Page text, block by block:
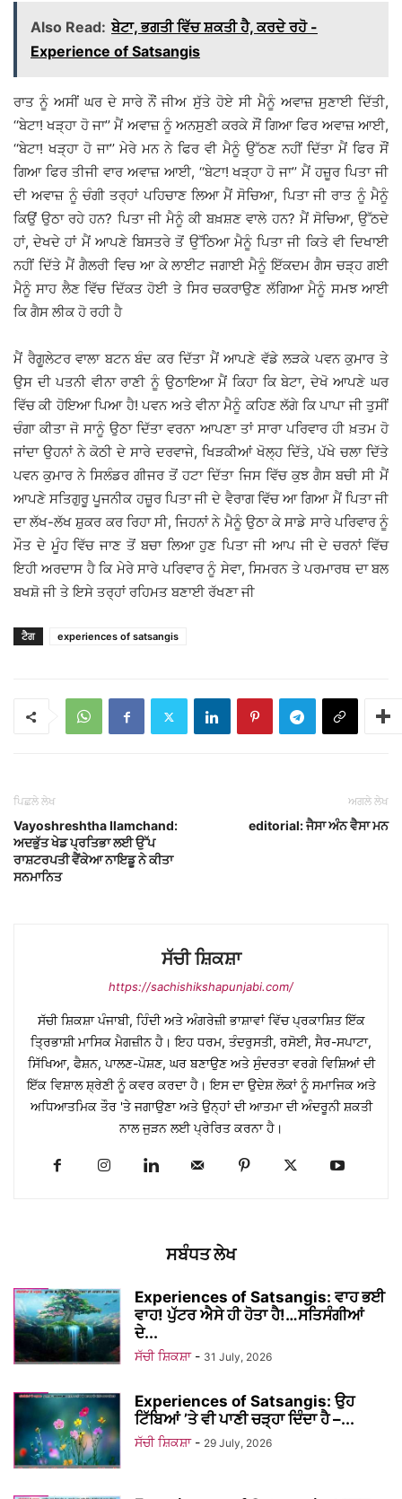
Also Read: ਬੇਟਾ, ਭਗਤੀ ਵਿੱਚ ਸ਼ਕਤੀ ਹੈ, ਕਰਦੇ ਰਹੋ -
Experience of Satsangis
ਰਾਤ ਨੂੰ ਅਸੀਂ ਘਰ ਦੇ ਸਾਰੇ ਨੌਂ ਜੀਅ ਸੁੱਤੇ ਹੋਏ ਸੀ ਮੈਨੂੰ ਅਵਾਜ਼ ਸੁਣਾਈ ਦਿੱਤੀ,
‘‘ਬੇਟਾ! ਖੜ੍ਹਾ ਹੋ ਜਾ’’ ਮੈਂ ਅਵਾਜ਼ ਨੂੰ ਅਨਸੁਣੀ ਕਰਕੇ ਸੌਂ ਗਿਆ ਫਿਰ ਅਵਾਜ਼ ਆਈ,
‘‘ਬੇਟਾ! ਖੜ੍ਹਾ ਹੋ ਜਾ’’ ਮੇਰੇ ਮਨ ਨੇ ਫਿਰ ਵੀ ਮੈਨੂੰ ਉੱਠਣ ਨਹੀਂ ਦਿੱਤਾ ਮੈਂ ਫਿਰ ਸੌਂ
ਗਿਆ ਫਿਰ ਤੀਜੀ ਵਾਰ ਅਵਾਜ਼ ਆਈ, ‘‘ਬੇਟਾ! ਖੜ੍ਹਾ ਹੋ ਜਾ’’ ਮੈਂ ਹਜ਼ੂਰ ਪਿਤਾ ਜੀ
ਦੀ ਅਵਾਜ਼ ਨੂੰ ਚੰਗੀ ਤਰ੍ਹਾਂ ਪਹਿਚਾਣ ਲਿਆ ਮੈਂ ਸੋਚਿਆ, ਪਿਤਾ ਜੀ ਰਾਤ ਨੂੰ ਮੈਨੂੰ
ਕਿਉਂ ਉਠਾ ਰਹੇ ਹਨ? ਪਿਤਾ ਜੀ ਮੈਨੂੰ ਕੀ ਬਖ਼ਸ਼ਣ ਵਾਲੇ ਹਨ? ਮੈਂ ਸੋਚਿਆ, ਉੱਠਦੇ
ਹਾਂ, ਦੇਖਦੇ ਹਾਂ ਮੈਂ ਆਪਣੇ ਬਿਸਤਰੇ ਤੋਂ ਉੱਠਿਆ ਮੈਨੂੰ ਪਿਤਾ ਜੀ ਕਿਤੇ ਵੀ ਦਿਖਾਈ
ਨਹੀਂ ਦਿੱਤੇ ਮੈਂ ਗੈਲਰੀ ਵਿਚ ਆ ਕੇ ਲਾਈਟ ਜਗਾਈ ਮੈਨੂੰ ਇੱਕਦਮ ਗੈਸ ਚੜ੍ਹ ਗਈ
ਮੈਨੂੰ ਸਾਹ ਲੈਣ ਵਿੱਚ ਦਿੱਕਤ ਹੋਈ ਤੇ ਸਿਰ ਚਕਰਾਉਣ ਲੱਗਿਆ ਮੈਨੂੰ ਸਮਝ ਆਈ
ਕਿ ਗੈਸ ਲੀਕ ਹੋ ਰਹੀ ਹੈ
ਮੈਂ ਰੈਗੂਲੇਟਰ ਵਾਲਾ ਬਟਨ ਬੰਦ ਕਰ ਦਿੱਤਾ ਮੈਂ ਆਪਣੇ ਵੱਡੇ ਲੜਕੇ ਪਵਨ ਕੁਮਾਰ ਤੇ
ਉਸ ਦੀ ਪਤਨੀ ਵੀਨਾ ਰਾਣੀ ਨੂੰ ਉਠਾਇਆ ਮੈਂ ਕਿਹਾ ਕਿ ਬੇਟਾ, ਦੇਖੋ ਆਪਣੇ ਘਰ
ਵਿੱਚ ਕੀ ਹੋਇਆ ਪਿਆ ਹੈ! ਪਵਨ ਅਤੇ ਵੀਨਾ ਮੈਨੂੰ ਕਹਿਣ ਲੱਗੇ ਕਿ ਪਾਪਾ ਜੀ ਤੁਸੀਂ
ਚੰਗਾ ਕੀਤਾ ਜੋ ਸਾਨੂੰ ਉਠਾ ਦਿੱਤਾ ਵਰਨਾ ਆਪਣਾ ਤਾਂ ਸਾਰਾ ਪਰਿਵਾਰ ਹੀ ਖ਼ਤਮ ਹੋ
ਜਾਂਦਾ ਉਹਨਾਂ ਨੇ ਕੋਠੀ ਦੇ ਸਾਰੇ ਦਰਵਾਜੇ, ਖਿੜਕੀਆਂ ਖੋਲ੍ਹ ਦਿੱਤੇ, ਪੱਖੇ ਚਲਾ ਦਿੱਤੇ
ਪਵਨ ਕੁਮਾਰ ਨੇ ਸਿਲੰਡਰ ਗੀਜਰ ਤੋਂ ਹਟਾ ਦਿੱਤਾ ਜਿਸ ਵਿੱਚ ਕੁਝ ਗੈਸ ਬਚੀ ਸੀ ਮੈਂ
ਆਪਣੇ ਸਤਿਗੁਰੂ ਪੂਜਨੀਕ ਹਜ਼ੂਰ ਪਿਤਾ ਜੀ ਦੇ ਵੈਰਾਗ ਵਿੱਚ ਆ ਗਿਆ ਮੈਂ ਪਿਤਾ ਜੀ
ਦਾ ਲੱਖ-ਲੱਖ ਸ਼ੁਕਰ ਕਰ ਰਿਹਾ ਸੀ, ਜਿਹਨਾਂ ਨੇ ਮੈਨੂੰ ਉਠਾ ਕੇ ਸਾਡੇ ਸਾਰੇ ਪਰਿਵਾਰ ਨੂੰ
ਮੌਤ ਦੇ ਮੂੰਹ ਵਿੱਚ ਜਾਣ ਤੋਂ ਬਚਾ ਲਿਆ ਹੁਣ ਪਿਤਾ ਜੀ ਆਪ ਜੀ ਦੇ ਚਰਨਾਂ ਵਿੱਚ
ਇਹੀ ਅਰਦਾਸ ਹੈ ਕਿ ਮੇਰੇ ਸਾਰੇ ਪਰਿਵਾਰ ਨੂੰ ਸੇਵਾ, ਸਿਮਰਨ ਤੇ ਪਰਮਾਰਥ ਦਾ ਬਲ
ਬਖਸ਼ੋ ਜੀ ਤੇ ਇਸੇ ਤਰ੍ਹਾਂ ਰਹਿਮਤ ਬਣਾਈ ਰੱਖਣਾ ਜੀ
ਟੈਗ experiences of satsangis
ਪਿਛਲੇ ਲੇਖ
Vayoshreshtha Ilamchand:
ਅਦਭੁੱਤ ਖੇਡ ਪ੍ਰਤਿਭਾ ਲਈ ਉੱਪ
ਰਾਸ਼ਟਰਪਤੀ ਵੈਂਕੇਆ ਨਾਇਡੂ ਨੇ ਕੀਤਾ
ਸਨਮਾਨਿਤ
ਅਗਲੇ ਲੇਖ
editorial: ਜੈਸਾ ਅੰਨ ਵੈਸਾ ਮਨ
ਸੱਚੀ ਸ਼ਿਕਸ਼ਾ
https://sachishikshapunjabi.com/
ਸੱਚੀ ਸ਼ਿਕਸ਼ਾ ਪੰਜਾਬੀ, ਹਿੰਦੀ ਅਤੇ ਅੰਗਰੇਜ਼ੀ ਭਾਸ਼ਾਵਾਂ ਵਿੱਚ ਪ੍ਰਕਾਸ਼ਿਤ ਇੱਕ
ਤ੍ਰਿਭਾਸ਼ੀ ਮਾਸਿਕ ਮੈਗਜ਼ੀਨ ਹੈ। ਇਹ ਧਰਮ, ਤੰਦਰੁਸਤੀ, ਰਸੋਈ, ਸੈਰ-ਸਪਾਟਾ,
ਸਿੱਖਿਆ, ਫੈਸ਼ਨ, ਪਾਲਣ-ਪੋਸ਼ਣ, ਘਰ ਬਣਾਉਣ ਅਤੇ ਸੁੰਦਰਤਾ ਵਰਗੇ ਵਿਸ਼ਿਆਂ ਦੀ
ਇੱਕ ਵਿਸ਼ਾਲ ਸ਼੍ਰੇਣੀ ਨੂੰ ਕਵਰ ਕਰਦਾ ਹੈ। ਇਸ ਦਾ ਉਦੇਸ਼ ਲੋਕਾਂ ਨੂੰ ਸਮਾਜਿਕ ਅਤੇ
ਅਧਿਆਤਮਿਕ ਤੌਰ 'ਤੇ ਜਗਾਉਣਾ ਅਤੇ ਉਨ੍ਹਾਂ ਦੀ ਆਤਮਾ ਦੀ ਅੰਦਰੂਨੀ ਸ਼ਕਤੀ
ਨਾਲ ਜੁੜਨ ਲਈ ਪ੍ਰੇਰਿਤ ਕਰਨਾ ਹੈ।
ਸਬੰਧਤ ਲੇਖ
Experiences of Satsangis: ਵਾਹ ਭਈ
ਵਾਹ! ਪੁੱਟਰ ਐਸੇ ਹੀ ਹੋਤਾ ਹੈ!…ਸਤਿਸੰਗੀਆਂ
ਦੇ...
ਸੱਚੀ ਸ਼ਿਕਸ਼ਾ - 31 July, 2026
Experiences of Satsangis: ਉਹ
ਟਿੱਬਿਆਂ ’ਤੇ ਵੀ ਪਾਣੀ ਚੜ੍ਹਾ ਦਿੰਦਾ ਹੈ –...
ਸੱਚੀ ਸ਼ਿਕਸ਼ਾ - 29 July, 2026